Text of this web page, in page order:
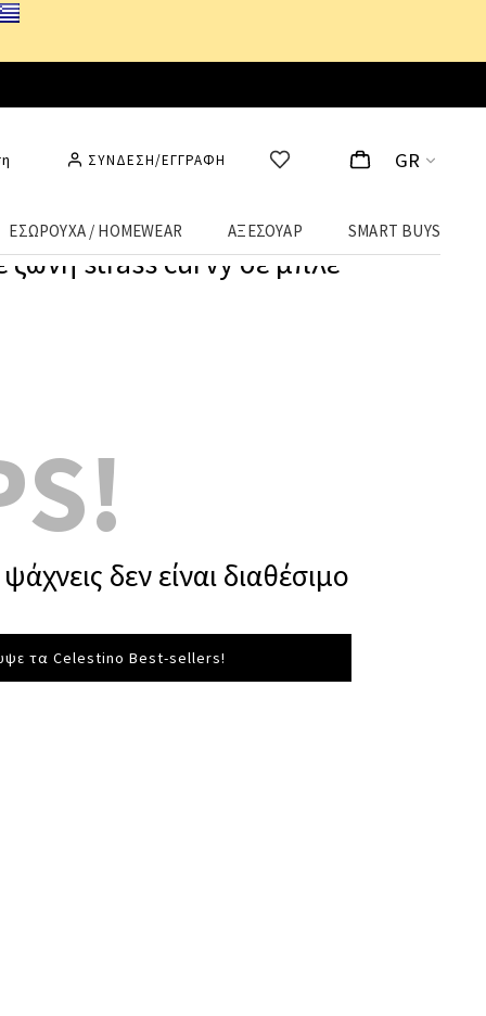
ΣΥΝΔΕΣΗ/ΕΓΓΡΑΦΗ GR
ΕΣΩΡΟΥΧΑ / HOMEWEAR ΑΞΕΣΟΥΑΡ SMART BUYS
ζώνη strass curvy σε μπλε
δεν είναι διαθέσιμο
τα Celestino Best-sellers!